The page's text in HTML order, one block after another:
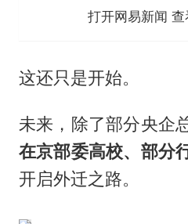
打开网易新闻
这还只是开始。
未来，除了部分央企
在京部委高校、部分
开启外迁之路。